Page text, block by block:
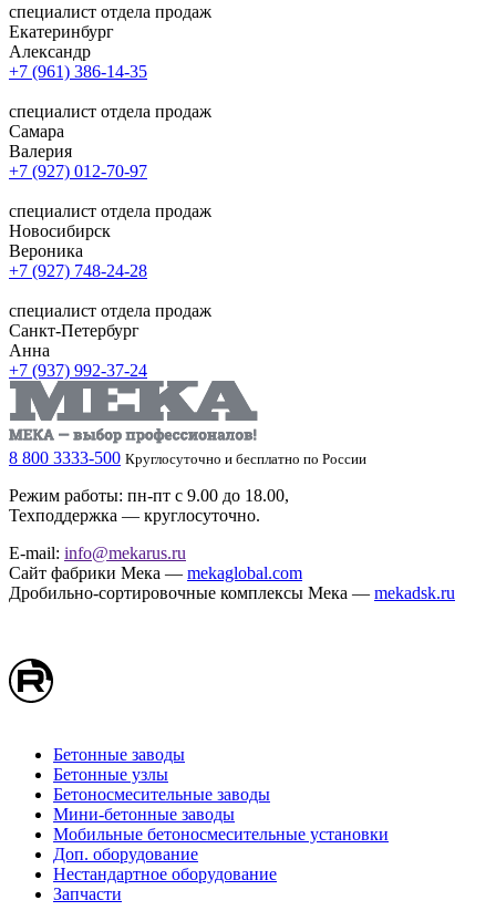
специалист отдела продаж
Екатеринбург
Александр
+7 (961) 386-14-35
специалист отдела продаж
Самара
Валерия
+7 (927) 012-70-97
специалист отдела продаж
Новосибирск
Вероника
+7 (927) 748-24-28
специалист отдела продаж
Санкт-Петербург
Анна
+7 (937) 992-37-24
8 800 3333-500 Круглосуточно и бесплатно по России
Режим работы: пн-пт с 9.00 до 18.00,
Техподдержка — круглосуточно.
E-mail: info@mekarus.ru
Сайт фабрики Мека — mekaglobal.com
Дробильно-сортировочные комплексы Мека — mekadsk.ru
Бетонные заводы
Бетонные узлы
Бетоносмесительные заводы
Мини-бетонные заводы
Мобильные бетоносмесительные установки
Доп. оборудование
Нестандартное оборудование
Запчасти